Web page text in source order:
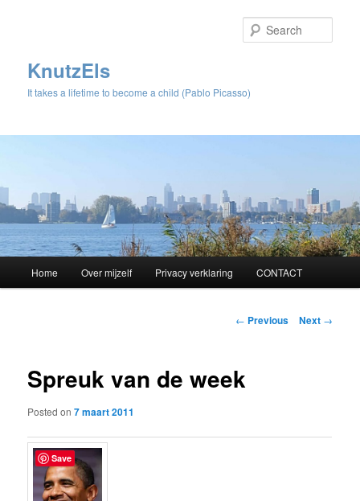
KnutzEls
It takes a lifetime to become a child (Pablo Picasso)
Skip
content
Home Over mijzelf Privacy verklaring CONTACT
Post
← Previous Next →
Spreuk van de week
Posted on7 maart 2011
Save